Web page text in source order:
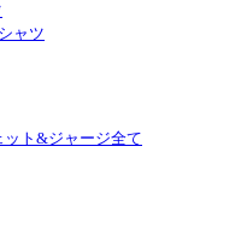
ャツ
ット&ジャージ全て